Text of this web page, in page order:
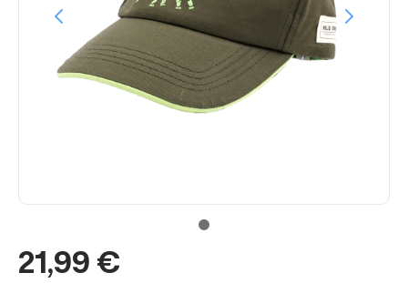
21,99 €